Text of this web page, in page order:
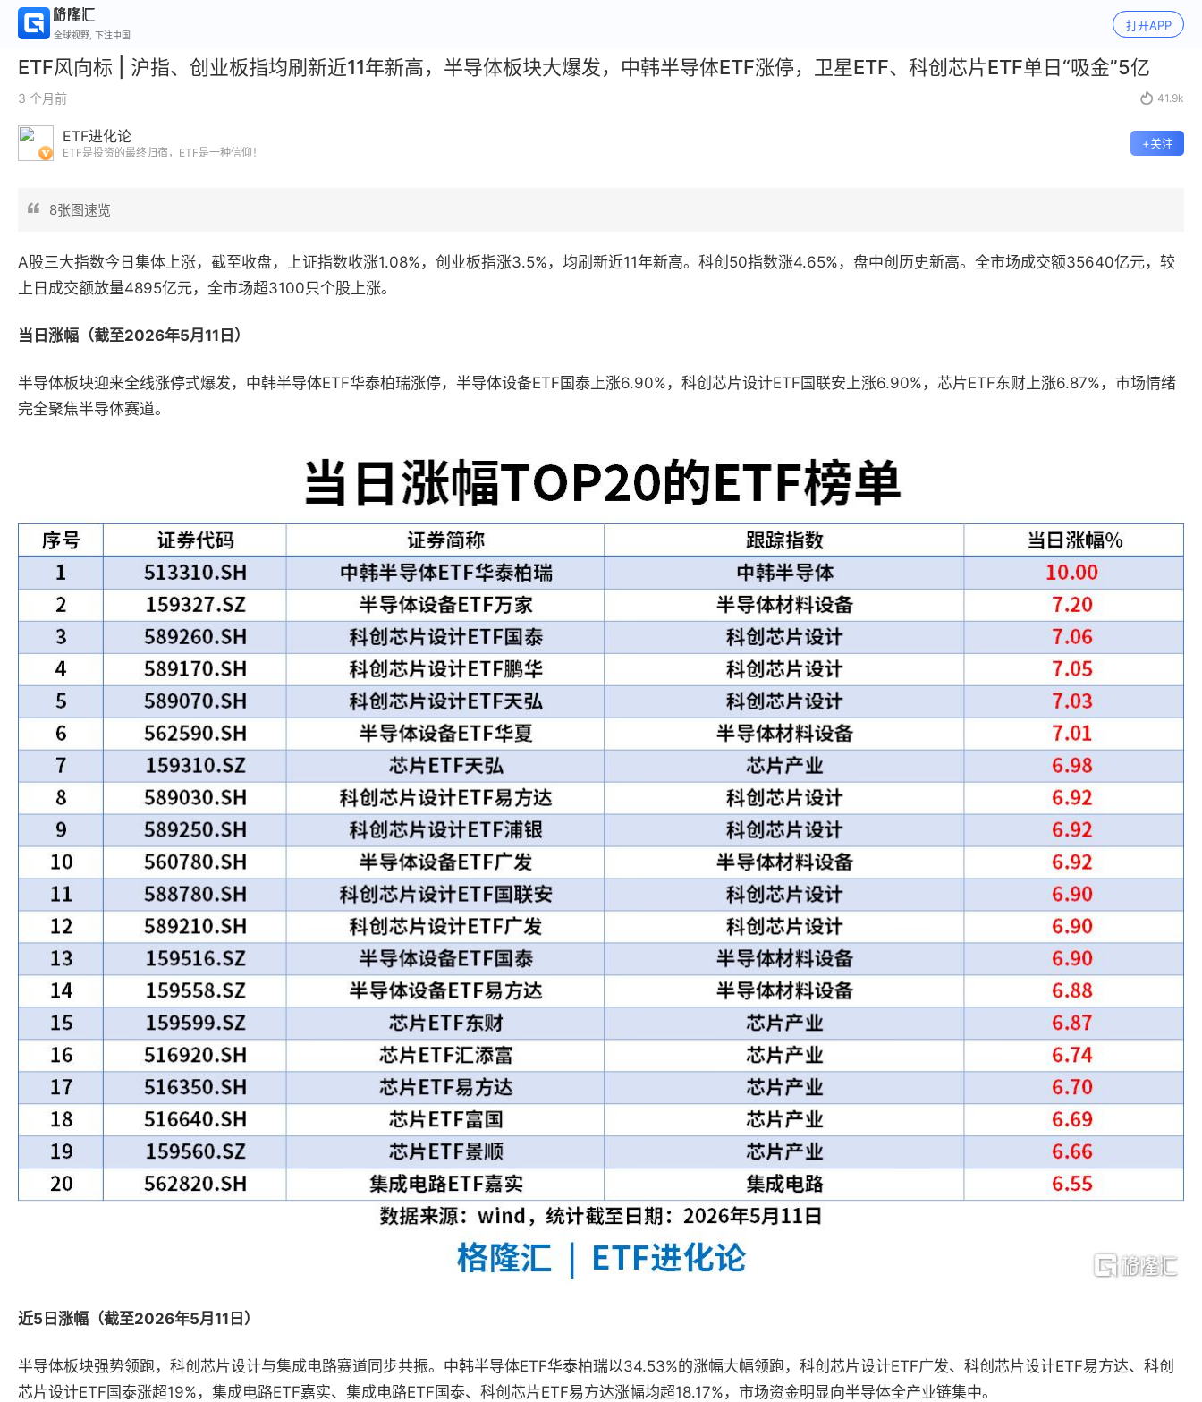
全球视野, 下注中国
打开APP
ETF风向标 | 沪指、创业板指均刷新近11年新高，半导体板块大爆发，中韩半导体ETF涨停，卫星ETF、科创芯片ETF单日“吸金”5亿
3 个月前  41.9k
ETF进化论
ETF是投资的最终归宿，ETF是一种信仰！
+关注
8张图速览
A股三大指数今日集体上涨，截至收盘，上证指数收涨1.08%，创业板指涨3.5%，均刷新近11年新高。科创50指数涨4.65%， 盘中创历史新高。全市场成交额35640亿元，较
上日成交额放量4895亿元，全市场超3100只个股上涨。
当日涨幅（截至2026年5月11日）
半导体板块迎来全线涨停式爆发，中韩半导体ETF华泰柏瑞涨停，半导体设备ETF国泰上涨6.90%，科创芯片设计ETF国联安上涨6.90%，芯片ETF东财上涨6.87%，市场情绪
完全聚焦半导体赛道。
近5日涨幅（截至2026年5月11日）
半导体板块强势领跑，科创芯片设计与集成电路赛道同步共振。中韩半导体ETF华泰柏瑞以34.53%的涨幅大幅领跑，科创芯片设计ETF广发、科创芯片设计ETF易方达、科创
芯片设计ETF国泰涨超19%，集成电路ETF嘉实、集成电路ETF国泰、科创芯片ETF易方达涨幅均超18.17%，市场资金明显向半导体全产业链集中。